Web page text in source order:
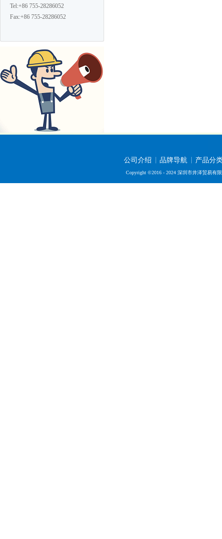
Tel:+86 755-28286052
Fax:+86 755-28286052
公司介绍 品牌导航 产品分
Copyright ©2016 - 2024 深圳市井泽贸易有